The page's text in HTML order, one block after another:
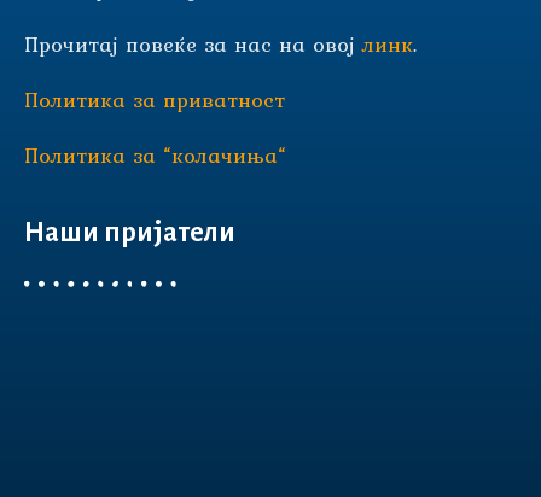
Прочитај повеќе за нас на овојлинк.
Политика за приватност
Политика за “колачиња“
Наши пријатели